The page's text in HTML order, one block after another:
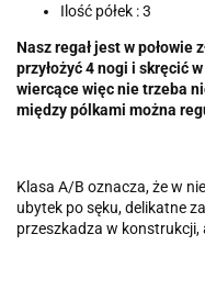
Ilość półek : 3
Nasz regał jest w połowie
przyłożyć 4 nogi i skręcić
wiercące więc nie trzeba
między pólkami można
Klasa A/B oznacza, że w
ubytek po sęku, delikatne
przeszkadza w konstrukcji,